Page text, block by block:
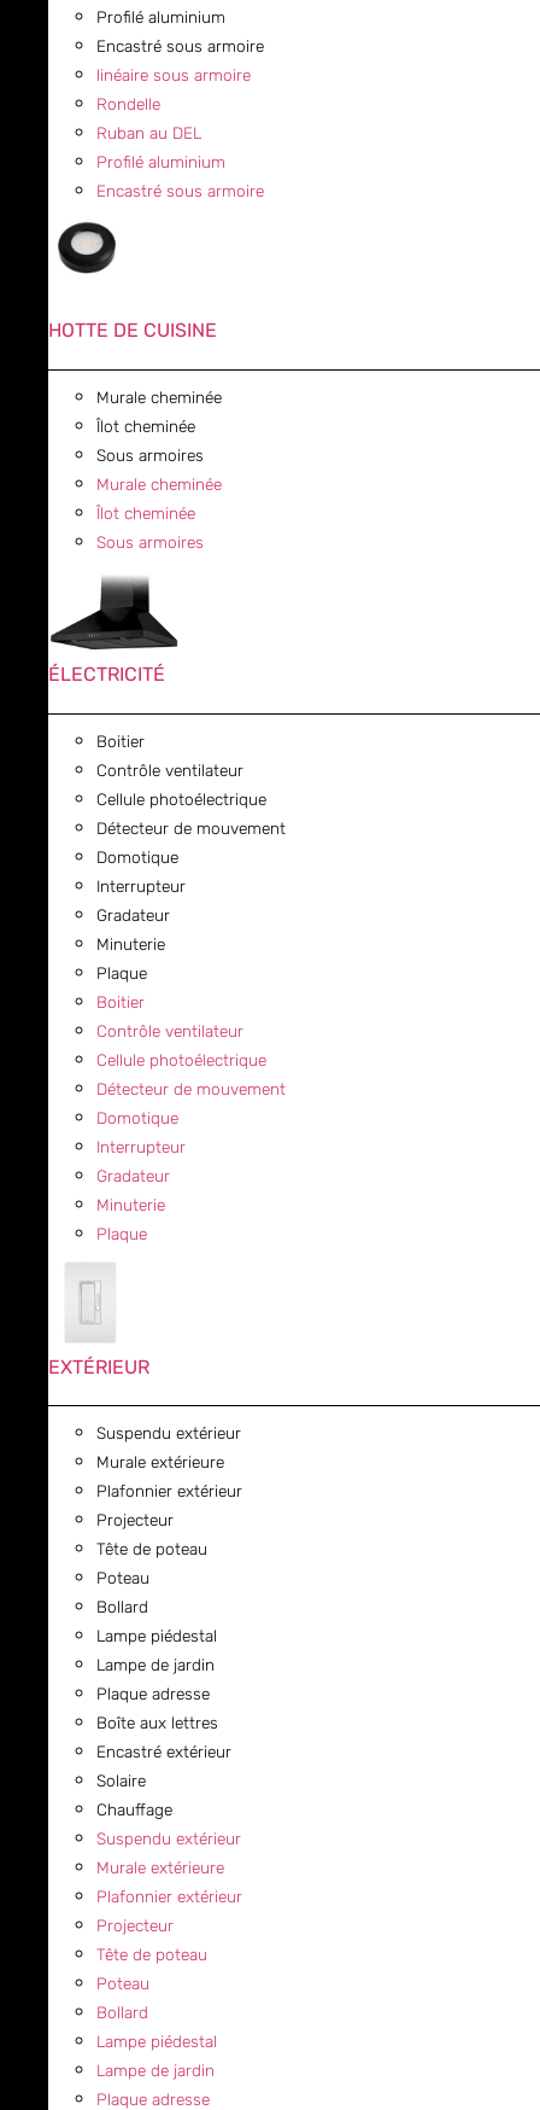
Profilé aluminium
Encastré sous armoire
linéaire sous armoire
Rondelle
Ruban au DEL
Profilé aluminium
Encastré sous armoire
HOTTE DE CUISINE
Murale cheminée
Îlot cheminée
Sous armoires
Murale cheminée
Îlot cheminée
Sous armoires
ÉLECTRICITÉ
Boitier
Contrôle ventilateur
Cellule photoélectrique
Détecteur de mouvement
Domotique
Interrupteur
Gradateur
Minuterie
Plaque
Boitier
Contrôle ventilateur
Cellule photoélectrique
Détecteur de mouvement
Domotique
Interrupteur
Gradateur
Minuterie
Plaque
EXTÉRIEUR
Suspendu extérieur
Murale extérieure
Plafonnier extérieur
Projecteur
Tête de poteau
Poteau
Bollard
Lampe piédestal
Lampe de jardin
Plaque adresse
Boîte aux lettres
Encastré extérieur
Solaire
Chauffage
Suspendu extérieur
Murale extérieure
Plafonnier extérieur
Projecteur
Tête de poteau
Poteau
Bollard
Lampe piédestal
Lampe de jardin
Plaque adresse